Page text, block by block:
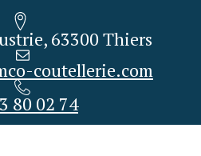
63300 Thiers
coutellerie.com
80 02 74